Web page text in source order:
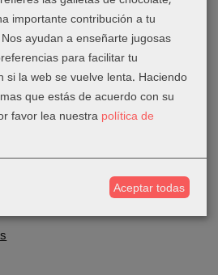
importante contribución a tu
ayudan a enseñarte jugosas
para facilitar tu
si la web se vuelve lenta. Haciendo
que estás de acuerdo con su
favor lea nuestra política de
Aceptar todas